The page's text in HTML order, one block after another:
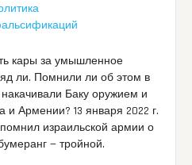
кары за умышленное
ли. Помнили ли об этом в
Баку оружием и
и Армении? 13 января 2022 г.
израильской армии о
— тройной.